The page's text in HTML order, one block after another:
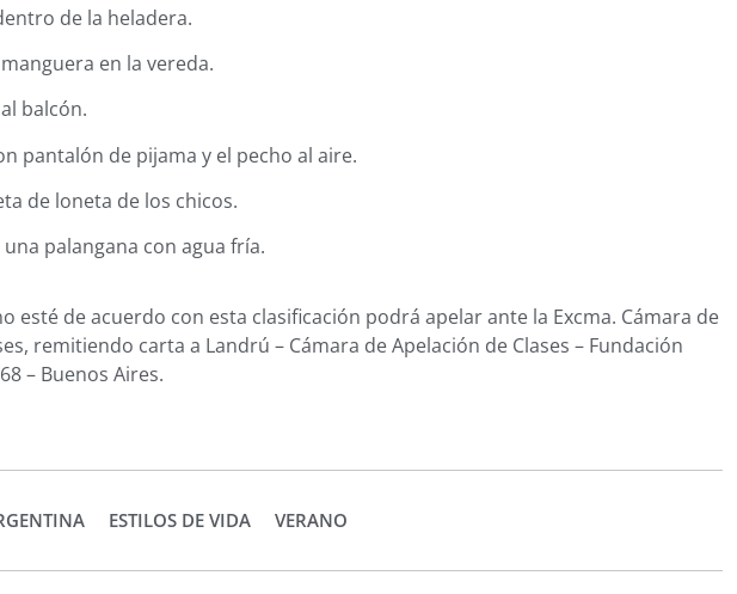
de la heladera.
en la vereda.
balcón.
pantalón de pijama y el pecho al aire.
de loneta de los chicos.
palangana con agua fría.
esté de acuerdo con esta clasificación podrá apelar ante la Excma. Cámara de
remitiendo carta a Landrú – Cámara de Apelación de Clases – Fundación
– Buenos Aires.
ESTILOS DE VIDA VERANO